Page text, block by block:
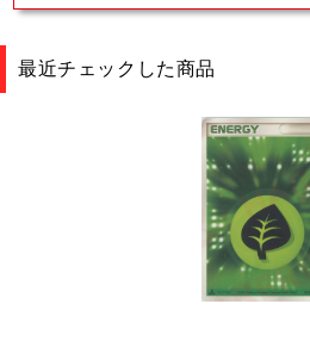
最近チェックした商品